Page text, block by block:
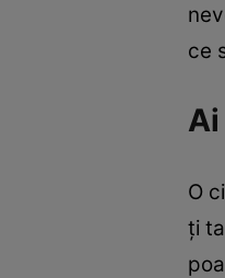
ce
O
ți